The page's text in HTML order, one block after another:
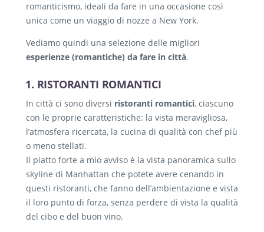
romanticismo, ideali da fare in una occasione così
unica come un viaggio di nozze a New York.
Vediamo quindi una selezione delle migliori
esperienze (romantiche) da fare in città.
1. RISTORANTI ROMANTICI
In città ci sono diversi ristoranti romantici, ciascuno
con le proprie caratteristiche: la vista meravigliosa,
l’atmosfera ricercata, la cucina di qualità con chef più
o meno stellati.
Il piatto forte a mio avviso è la vista panoramica sullo
skyline di Manhattan che potete avere cenando in
questi ristoranti, che fanno dell’ambientazione e vista
il loro punto di forza, senza perdere di vista la qualità
del cibo e del buon vino.